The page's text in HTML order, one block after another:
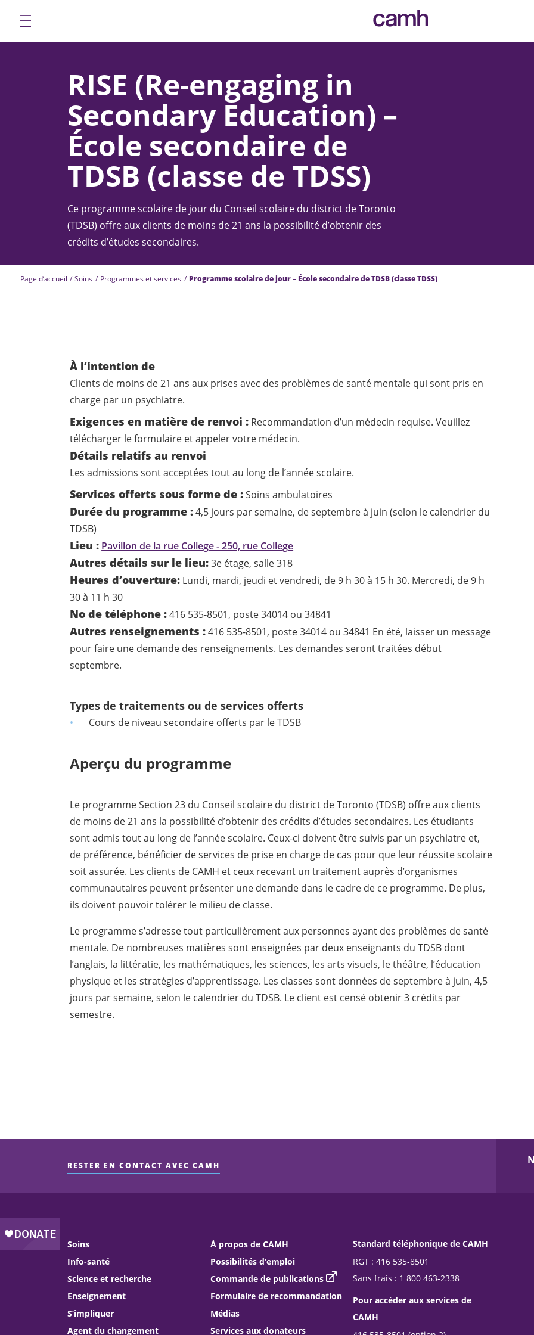
CAMH logo
RISE (Re-engaging in
Secondary Education) –
École secondaire de
TDSB (classe de TDSS)
Ce programme scolaire de jour du Conseil scolaire du district de Toronto
(TDSB) offre aux clients de moins de 21 ans la possibilité d’obtenir des
crédits d’études secondaires.
Page d’accueil Soins Programmes et services Programme scolaire de jour – École secondaire de TDSB (classe TDSS)
À l’intention de
Clients de moins de 21 ans aux prises avec des problèmes de santé mentale qui sont pris en
charge par un psychiatre.
Exigences en matière de renvoi : Recommandation d’un médecin requise. Veuillez
télécharger le formulaire et appeler votre médecin.
Détails relatifs au renvoi
Les admissions sont acceptées tout au long de l’année scolaire.
Services offerts sous forme de :Soins ambulatoires
Durée du programme :4,5 jours par semaine, de septembre à juin (selon le calendrier du
TDSB)
Lieu : Pavillon de la rue College - 250, rue College
Autres détails sur le lieu:3e étage, salle 318
Heures d’ouverture: Lundi, mardi, jeudi et vendredi, de 9 h 30 à 15 h 30. Mercredi, de 9 h
30 à 11 h 30
No de téléphone :416 535-8501, poste 34014 ou 34841
Autres renseignements :416 535-8501, poste 34014 ou 34841 En été, laisser un message
pour faire une demande des renseignements. Les demandes seront traitées début
septembre.
Types de traitements ou de services offerts
Cours de niveau secondaire offerts par le TDSB
Aperçu du programme
Le programme Section 23 du Conseil scolaire du district de Toronto (TDSB) offre aux clients
de moins de 21 ans la possibilité d’obtenir des crédits d’études secondaires. Les étudiants
sont admis tout au long de l’année scolaire. Ceux-ci doivent être suivis par un psychiatre et,
de préférence, bénéficier de services de prise en charge de cas pour que leur réussite scolaire
soit assurée. Les clients de CAMH et ceux recevant un traitement auprès d’organismes
communautaires peuvent présenter une demande dans le cadre de ce programme. De plus,
ils doivent pouvoir tolérer le milieu de classe.
Le programme s’adresse tout particulièrement aux personnes ayant des problèmes de santé
mentale. De nombreuses matières sont enseignées par deux enseignants du TDSB dont
l’anglais, la littératie, les mathématiques, les sciences, les arts visuels, le théâtre, l’éducation
physique et les stratégies d’apprentissage. Les classes sont données de septembre à juin, 4,5
jours par semaine, selon le calendrier du TDSB. Le client est censé obtenir 3 crédits par
semestre.
RESTER EN CONTACT AVEC CAMH
Soins
Info-santé
Science et recherche
Enseignement
S’impliquer
Agent du changement
À propos de CAMH
Possibilités d’emploi
Commande de publications
Formulaire de recommandation
Médias
Services aux donateurs
Standard téléphonique de CAMH
RGT : 416 535-8501
Sans frais : 1 800 463-2338
Pour accéder aux services de
CAMH